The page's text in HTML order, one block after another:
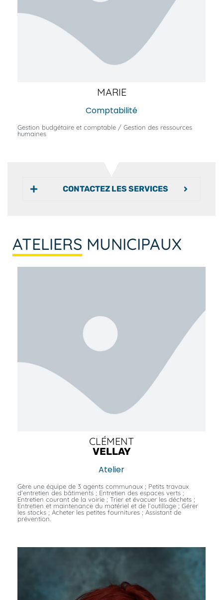
MARIE
Comptabilité
Gestion budgétaire et comptable / Gestion des ressources
humaines
CONTACTEZ LES SERVICES
ATELIERS MUNICIPAUX
CLÉMENT
VELLAY
Atelier
Gère une équipe de 3 agents communaux ; Petits travaux
d’entretien des bâtiments ; Entretien des espaces verts ;
Entretien courant de la voirie ; Trier et évacuer les déchets ;
Entretien et maintenance du matériel et de l’outillage ; Gérer
les stocks ; Acheter les petites fournitures ; Assistant de
prévention.